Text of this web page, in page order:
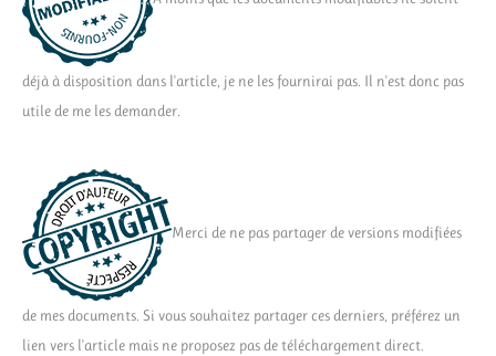
déjà à disposition dans l'article, je ne les fournirai pas. Il n'est donc pas
utile de me les demander.
Merci de ne pas partager de versions modifiées
de mes documents. Si vous souhaitez partager ces derniers, préférez un
lien vers l'article mais ne proposez pas de téléchargement direct.